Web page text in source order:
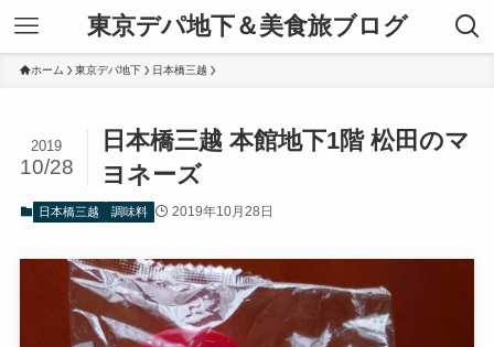
東京デパ地下＆美食旅ブログ
ホーム 東京デパ地下 日本橋三越
日本橋三越 本館地下1階 松田のマ
ヨネーズ
2019
10/28
日本橋三越 調味料 2019年10月28日